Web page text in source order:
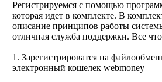
Регистрируемся с помощью
которая идет в комплекте. В
описание принципов работы
отличная служба поддержки. Все
1. Зарегистрироватся на
электронный кошелек webmoney